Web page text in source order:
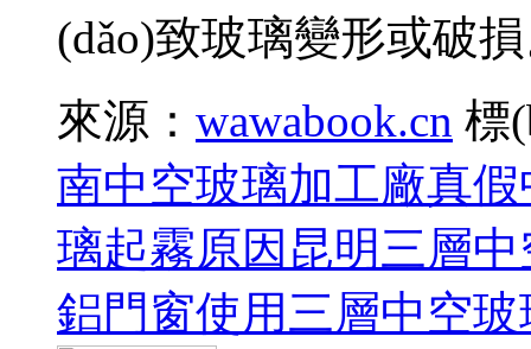
(dǎo)致玻璃變形或破損
來源： wawabook.cn 標
南中空玻璃加工廠真假
璃起霧原因 昆明三層
鋁門窗使用三層中空